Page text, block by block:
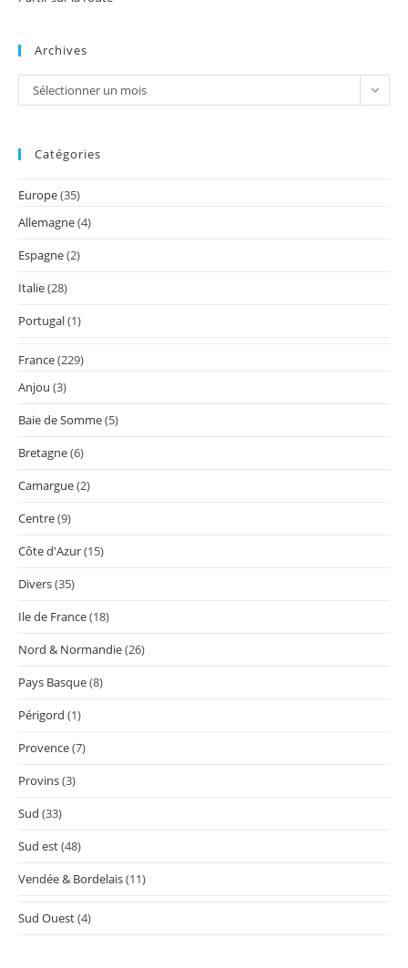
Archives
Archives
Sélectionner un mois
Catégories
Europe(35)
Allemagne(4)
Espagne(2)
Italie(28)
Portugal(1)
France(229)
Anjou (3)
Baie de Somme(5)
Bretagne(6)
Camargue(2)
Centre(9)
Côte d'Azur(15)
Divers(35)
Ile de France(18)
Nord & Normandie(26)
Pays Basque(8)
Périgord (1)
Provence(7)
Provins(3)
Sud (33)
Sud est(48)
Vendée & Bordelais(11)
Sud Ouest(4)